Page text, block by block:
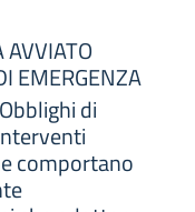
EMERGENZA
di
comportano